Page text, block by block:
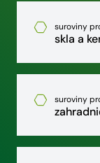
suroviny
skla a
suroviny